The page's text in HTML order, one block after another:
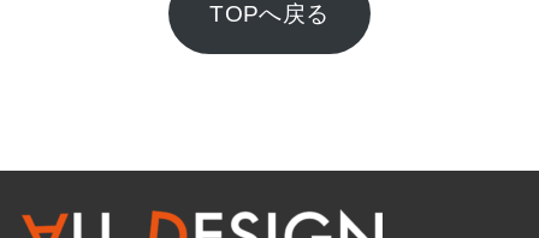
TOPへ戻る